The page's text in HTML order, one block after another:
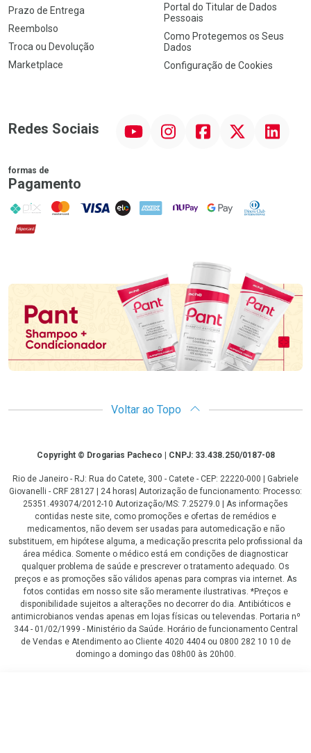
Prazo de Entrega
Reembolso
Troca ou Devolução
Marketplace
Portal do Titular de Dados
Pessoais
Como Protegemos os Seus
Dados
Configuração de Cookies
Redes Sociais InstagramFacebook Linkedin
formas de
Pagamento
PIX MasterCard
VISA ELO AMEX NuPay Google PayDiners Club
Hipercard
Promoção em Destaque
Voltar ao Topo
CopyrightCopyright © Drogarias Pacheco | CNPJ: 33.438.250/0187-08
Rio de Janeiro - RJ: Rua do Catete, 300 - Catete - CEP: 22220-000 | Gabriele
Giovanelli - CRF 28127 | 24 horas| Autorização de funcionamento: Processo:
25351.493074/2012-10 Autorização/MS: 7.25279.0 | As informações
contidas neste site, como promoções e ofertas de remédios e
medicamentos, não devem ser usadas para automedicação e não
substituem, em hipótese alguma, a medicação prescrita pelo profissional da
área médica. Somente o médico está em condições de diagnosticar
qualquer problema de saúde e prescrever o tratamento adequado. Os
preços e as promoções são válidos apenas para compras via internet. As
fotos contidas em nosso site são meramente ilustrativas. *Preços e
disponibilidade sujeitos a alterações no decorrer do dia. Antibióticos e
antimicrobianos vendas apenas em lojas físicas ou televendas. Portaria nº
344 - 01/02/1999 - Ministério da Saúde. Horário de funcionamento Central
de Vendas e Atendimento ao Cliente 4020 4404 ou 0800 282 10 10 de
domingo a domingo das 08h00 às 20h00.